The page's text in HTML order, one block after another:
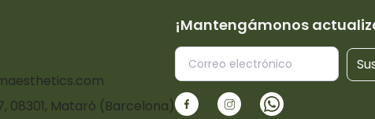
08301, Mataró (Barcelona)
¡Mantengámonos